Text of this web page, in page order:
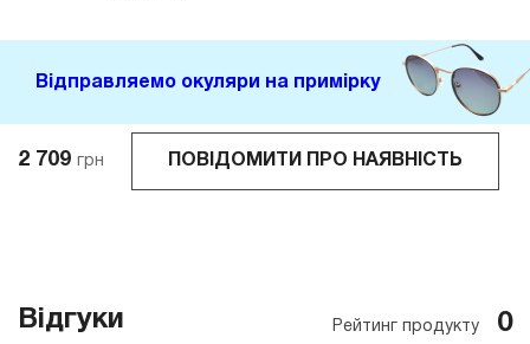
2 709 грн ПОВІДОМИТИ ПРО НАЯВНІСТЬ
Відправляемо окуляри на примірку
Відгуки Рейтинг продукту 0